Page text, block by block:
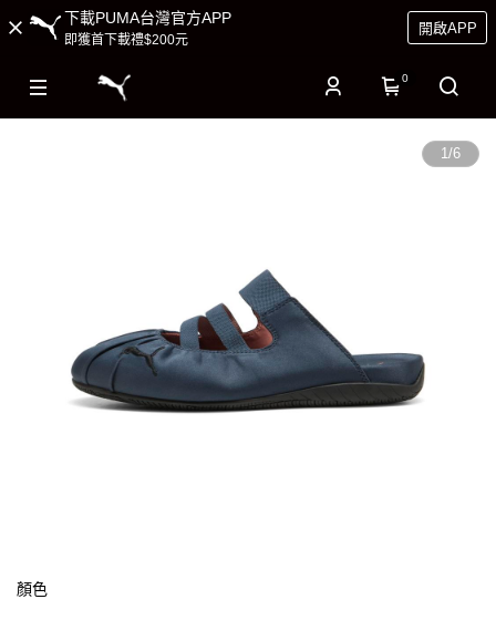
下載PUMA台灣官方APP
即獲首下載禮$200元
開啟APP
0
1/6
顏色